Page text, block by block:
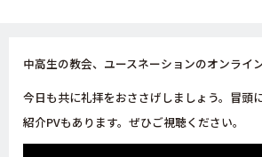
中高生の教会、ユースネーションのオンライン
今日も共に礼拝をおささげしましょう。冒頭
紹介PVもあります。ぜひご視聴ください。